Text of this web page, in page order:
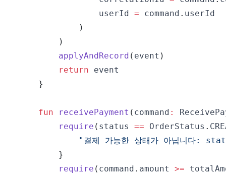
                userId
= command .
)
)
applyAndRecord ( event )
return
}
fun receivePayment ( command :
require ( status == OrderStatus .
"결제 가능한 상태가 아닙니다:
}
require ( command . amount >=